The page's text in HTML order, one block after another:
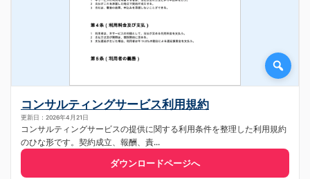
コンサルティングサービス利用規約
更新日：2026年4月21日
コンサルティングサービスの提供に関する利用条件を整理した利用規約
のひな形です。契約成立、報酬、責...
ダウンロードページへ